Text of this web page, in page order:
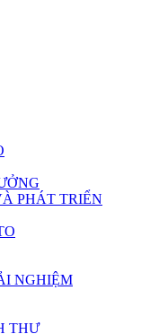
PHÁT TRIỂN
NGHIỆM
THỰ